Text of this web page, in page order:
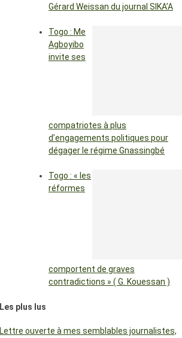
Gérard Weissan du journal SIKA’A
Togo : Me
Agboyibo
invite ses
compatriotes à plus
d’engagements politiques pour
dégager le régime Gnassingbé
Togo : « les
réformes
comportent de graves
contradictions » ( G. Kouessan )
Les plus lus
Lettre ouverte à mes semblables journalistes,